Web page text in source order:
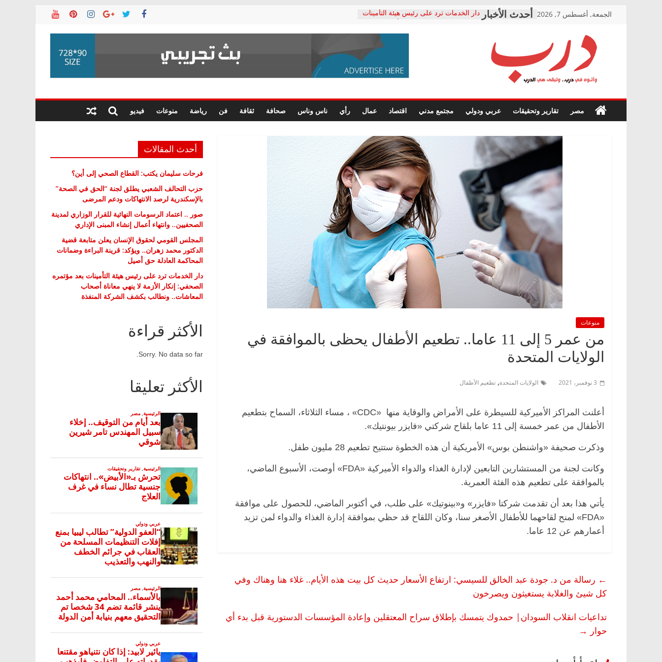
الجمعة, أغسطس 7, 2026
دار الخدمات ترد على رئيس هيئة التأمينات
معاناة أصحاب المعاشات.. ونطالب بكشف
فرحات سليمان يكتب: القطاع الصحي إلى
حزب التحالف الشعبي يطلق لجنة “الحق
صور .. اعتماد الرسومات النهائية للقرار
الوزاري لمدينة الصحفيين.. وانتهاء أعمال
إنشاء المبنى الإداري
متابعة قضية الدكتور محمد زهران.. ويؤكد:
قرينة البراءة وضمانات المحاكمة العادلة
درب
في
درب..
مصر تقارير وتحقيقات عربي ودولي مجتمع مدني اقتصاد عمال رأي ناس وناس صحافة ثقافة فن رياضة منوعات فيديو
منوعات
من عمر 5 إلى 11 عاما.. تطعيم الأطفال يحظى بالموافقة في
الولايات المتحدة
3 نوفمبر، 2021 الولايات المتحدة, تطعيم الأطفال
أعلنت المراكز الأميركية للسيطرة على الأمراض والوقاية منها «CDC» ، مساء الثلاثاء، السماح بتطعيم
الأطفال من عمر خمسة إلى 11 عاما بلقاح شركتي «فايزر بيونتيك».
وذكرت صحيفة «واشنطن بوس» الأمريكية أن هذه الخطوة ستتيح تطعيم 28 مليون طفل.
وكانت لجنة من المستشارين التابعين لإدارة الغذاء والدواء الأميركية «FDA» أوصت، الأسبوع الماضي،
بالموافقة على تطعيم هذه الفئة العمرية.
يأتي هذا بعد أن تقدمت شركتا «فايزر» و«بينوتيك» على طلب، في أكتوبر الماضي، للحصول على موافقة
«FDA» لمنح لقاحهما للأطفال الأصغر سنا، وكان اللقاح قد حظي بموافقة إدارة الغذاء والدواء لمن تزيد
أعمارهم عن 12 عاما.
← رسالة من د. جودة عبد الخالق للسيسي: ارتفاع الأسعار حديث كل بيت هذه الأيام.. غلاء هنا وهناك وفي
كل شيئ والغلابة يستغيثون ويصرخون
تداعيات انقلاب السودان| حمدوك يتمسك بإطلاق سراح المعتقلين وإعادة المؤسسات الدستورية قبل بدء أي
حوار →
أحدث المقالات
فرحات سليمان يكتب: القطاع الصحي إلى أين؟
حزب التحالف الشعبي يطلق لجنة “الحق في الصحة”
بالإسكندرية لرصد الانتهاكات ودعم المرضى
صور .. اعتماد الرسومات النهائية للقرار الوزاري لمدينة
الصحفيين.. وانتهاء أعمال إنشاء المبنى الإداري
المجلس القومي لحقوق الإنسان يعلن متابعة قضية
الدكتور محمد زهران.. ويؤكد: قرينة البراءة وضمانات
المحاكمة العادلة حق أصيل
دار الخدمات ترد على رئيس هيئة التأمينات بعد مؤتمره
الصحفي: إنكار الأزمة لا ينهي معاناة أصحاب
المعاشات.. ونطالب بكشف الشركة المنفذة
الأكثر قراءة
Sorry. No data so far.
الأكثر تعليقا